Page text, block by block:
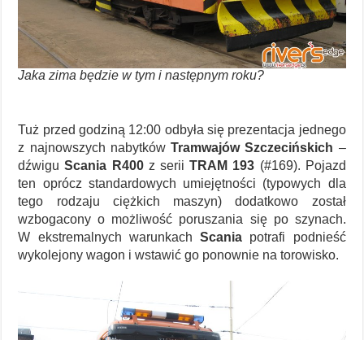
Jaka zima będzie w tym i następnym roku?
Tuż przed godziną 12:00 odbyła się prezentacja jednego
z najnowszych nabytkówTramwajów Szczecińskich –
dźwiguScania R400z seriiTRAM 193 (#169). Pojazd
ten oprócz standardowych umiejętności (typowych dla
tego rodzaju ciężkich maszyn) dodatkowo został
wzbogacony o możliwość poruszania się po szynach.
W ekstremalnych warunkachScania potrafi podnieść
wykolejony wagon i wstawić go ponownie na torowisko.